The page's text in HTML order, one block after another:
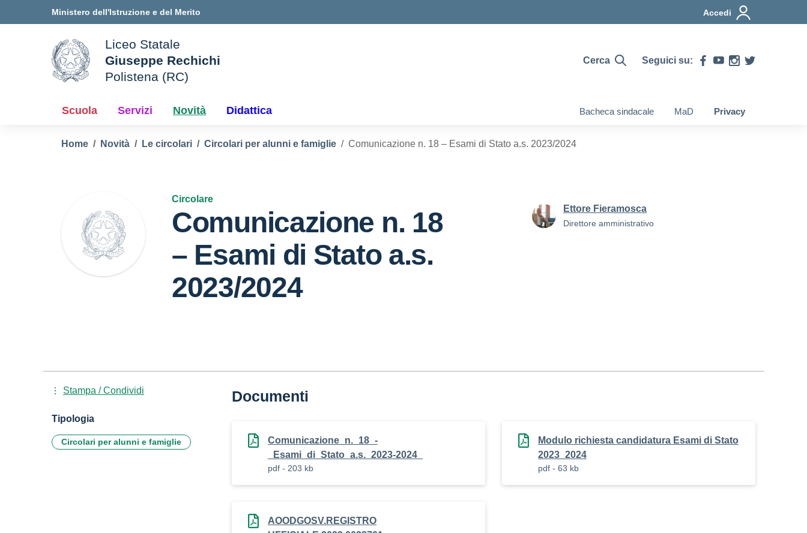
Ministero dell'Istruzione e del Merito Accedi
della scuola
Liceo Statale
Giuseppe Rechichi
Polistena (RC)
Cerca Seguici su:
Scuola Servizi Novità Didattica Bacheca sindacale MaD Privacy
Home Novità Le circolari Circolari per alunni e famiglie Comunicazione n. 18 – Esami di Stato a.s. 2023/2024
Circolare
Comunicazione n. 18
– Esami di Stato a.s.
2023/2024
Ettore Fieramosca
Direttore amministrativo
Documenti
Comunicazione_n._18_-
_Esami_di_Stato_a.s._2023-2024_
pdf - 203 kb
Modulo richiesta candidatura Esami di Stato
2023_2024
pdf - 63 kb
AOODGOSV.REGISTRO
Stampa / Condividi
Tipologia
Circolari per alunni e famiglie